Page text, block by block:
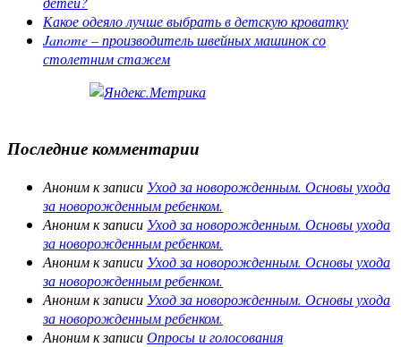
Какое одеяло лучше выбрать в детскую кроватку
Janome – производитель швейных машинок со
столетним стажем
Последние комментарии
Анонимк записи Уход за новорожденным. Основы ухода
за новорожденным ребенком.
Анонимк записи Уход за новорожденным. Основы ухода
за новорожденным ребенком.
Анонимк записи Уход за новорожденным. Основы ухода
за новорожденным ребенком.
Анонимк записи Уход за новорожденным. Основы ухода
за новорожденным ребенком.
Анонимк записиОпросы и голосования